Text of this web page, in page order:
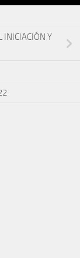
INICIACIÓN Y